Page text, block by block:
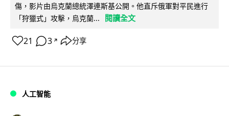
傷，影片由烏克蘭總統澤連斯基公開。他直斥俄軍對平民進行
「狩獵式」攻擊，烏克蘭...
閱讀全文
21 3 ↗ 分享
人工智能